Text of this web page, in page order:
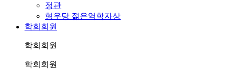
정관
형우당 젊은역학자상
학회회원
학회회원
학회회원